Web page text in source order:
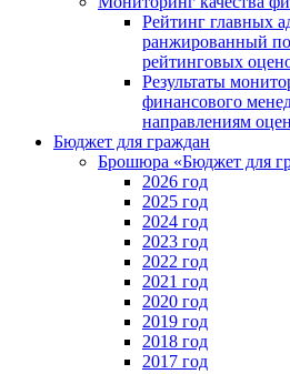
Рейтинг главных
ранжированный
рейтинговых
Результаты
финансового
направлениям
Бюджет для граждан
Брошюра «Бюджет для
2026 год
2025 год
2024 год
2023 год
2022 год
2021 год
2020 год
2019 год
2018 год
2017 год